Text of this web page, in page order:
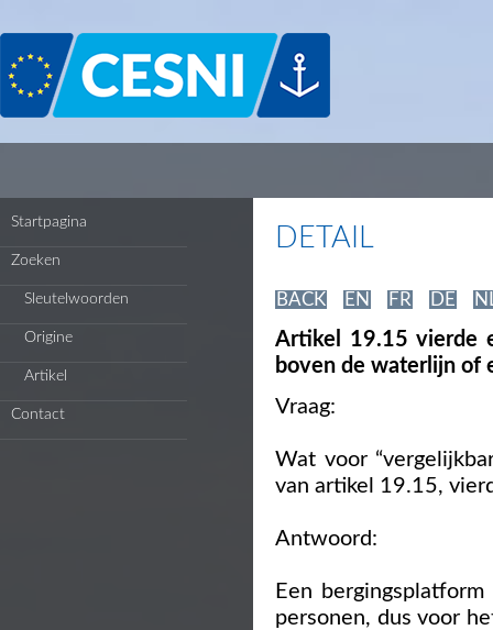
Startpagina
Zoeken
Sleutelwoorden
Origine
Artikel
Contact
DETAIL
BACK EN FR DE
Artikel 19.15 vierde
boven de waterlijn of
Vraag:
Wat voor
van artikel 19.15,
Antwoord:
Een
personen, dus voor